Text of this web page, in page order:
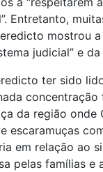
Entretanto,
mostrou
judicial” e
ter sido
concentração
da região onde
escaramuças
em relação ao
pelas famílias e